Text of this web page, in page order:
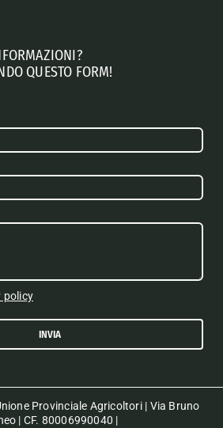
QUESTO FORM!
policy
INVIA
Provinciale Agricoltori | Via Bruno
| CF. 80006990040 |